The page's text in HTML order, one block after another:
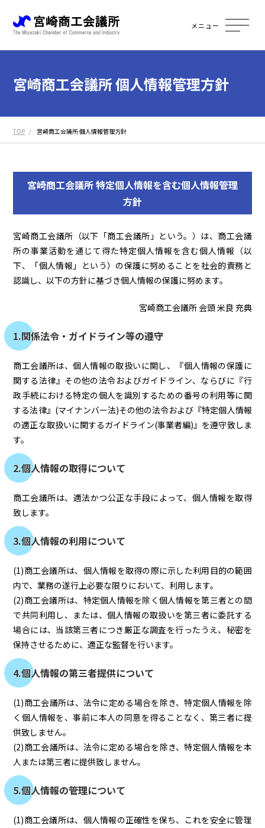
メニュー
宮崎商工会議所 個人情報管理方針
TOP 宮崎商工会議所 個人情報管理方針
宮崎商工会議所 特定個人情報を含む個人情報管理
方針
宮崎商工会議所（以下「商工会議所」という。）は、商工会議
所の事業活動を通じて得た特定個人情報を含む個人情報（以
下、「個人情報」という）の保護に努めることを社会的責務と
認識し、以下の方針に基づき個人情報の保護に努めます。
宮崎商工会議所 会頭 米良 充典
1.関係法令・ガイドライン等の遵守
商工会議所は、個人情報の取扱いに関し、『個人情報の保護に
関する法律』その他の法令およびガイドライン、ならびに『行
政手続における特定の個人を識別するための番号の利用等に関
する法律』(マイナンバー法)その他の法令および『特定個人情報
の適正な取扱いに関するガイドライン(事業者編)』を遵守致しま
す。
2.個人情報の取得について
商工会議所は、適法かつ公正な手段によって、個人情報を取得
致します。
3.個人情報の利用について
(1)商工会議所は、個人情報を取得の際に示した利用目的の範囲
内で、業務の遂行上必要な限りにおいて、利用します。
(2)商工会議所は、特定個人情報を除く個人情報を第三者との間
で共同利用し、または、個人情報の取扱いを第三者に委託する
場合には、当該第三者につき厳正な調査を行ったうえ、秘密を
保持させるために、適正な監督を行います。
4.個人情報の第三者提供について
(1)商工会議所は、法令に定める場合を除き、特定個人情報を除
く個人情報を、事前に本人の同意を得ることなく、第三者に提
供致しません。
(2)商工会議所は、法令に定める場合を除き、特定個人情報を本
人または第三者に提供致しません。
5.個人情報の管理について
(1)商工会議所は、個人情報の正確性を保ち、これを安全に管理